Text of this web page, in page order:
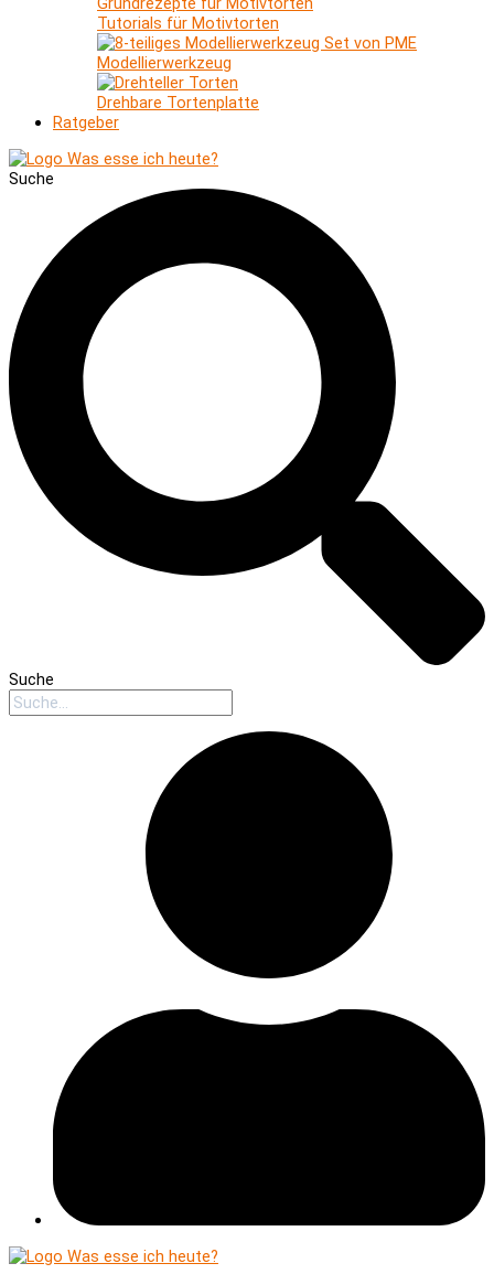
Tutorials für Motivtorten
Modellierwerkzeug
Drehbare Tortenplatte
Ratgeber
Suche
Suche